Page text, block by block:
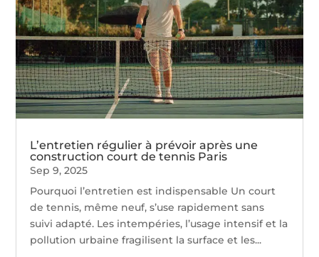
L’entretien régulier à prévoir après une
construction court de tennis Paris
Sep 9, 2025
Pourquoi l’entretien est indispensable Un court
de tennis, même neuf, s’use rapidement sans
suivi adapté. Les intempéries, l’usage intensif et la
pollution urbaine fragilisent la surface et les...